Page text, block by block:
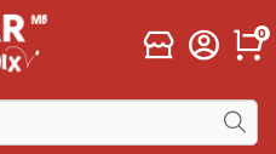
0